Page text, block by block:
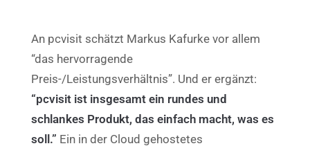
An pcvisit schätzt Markus Kafurke vor allem
“das hervorragende
Preis-/Leistungsverhältnis”. Und er ergänzt:
“pcvisit ist insgesamt ein rundes und
schlankes Produkt, das einfach macht, was es
soll.” Ein in der Cloud gehostetes